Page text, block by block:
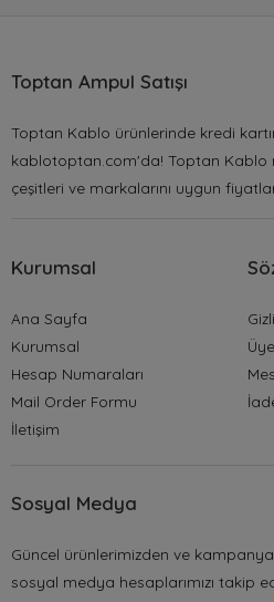
Toptan Ampul Satışı
Toptan Kablo ürünlerinde kredi
kablotoptan.com'da! Toptan Kablo
çeşitleri ve markalarını uygun
Kurumsal
Ana Sayfa
Kurumsal
Hesap Numaraları
Mail Order Formu
İletişim
Sosyal Medya
Güncel ürünlerimizden ve
sosyal medya hesaplarımızı takip